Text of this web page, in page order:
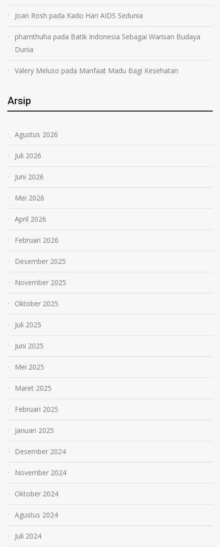
Joan Rosh pada Kado Hari AIDS Sedunia
phamthuha pada Batik Indonesia Sebagai Warisan Budaya
Dunia
Valery Meluso pada Manfaat Madu Bagi Kesehatan
Arsip
Agustus 2026
Juli 2026
Juni 2026
Mei 2026
April 2026
Februari 2026
Desember 2025
November 2025
Oktober 2025
Juli 2025
Juni 2025
Mei 2025
Maret 2025
Februari 2025
Januari 2025
Desember 2024
November 2024
Oktober 2024
Agustus 2024
Juli 2024